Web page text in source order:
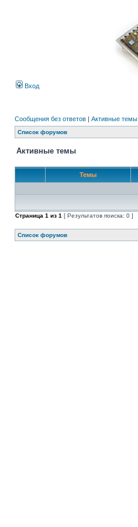
Вход
Сообщения без ответов | Активные темы
Список форумов
Активные темы
Темы
Страница 1 из 1 [ Результатов поиска: 0 ]
Список форумов